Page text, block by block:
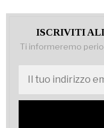
ISCRIVITI
Ti informeremo